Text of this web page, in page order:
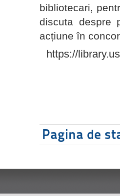
bibliotecari,
discuta despre
acțiune în
https://
Pagina de